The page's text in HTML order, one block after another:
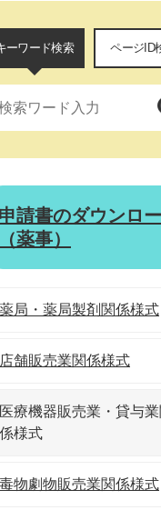
ーワード検索 ページID
申請書のダウンロ
（薬事）
薬局・薬局製剤関係様式
店舗販売業関係様式
医療機器販売業・貸与業
係様式
毒物劇物販売業関係様式